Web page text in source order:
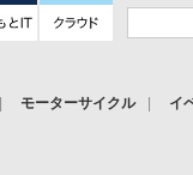
モーターサイクル
イ